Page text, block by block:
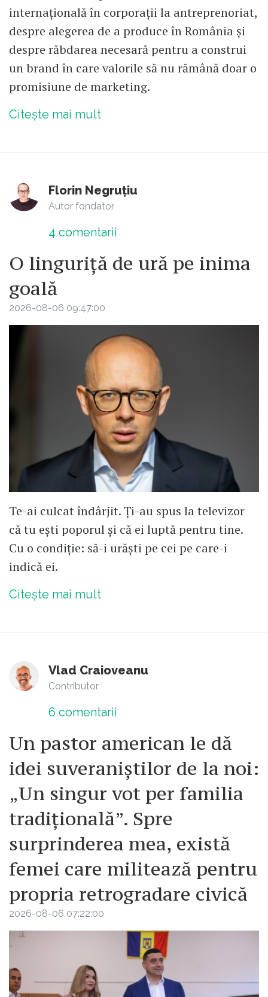
internațională în corporații la antreprenoriat,
despre alegerea de a produce în România și
despre răbdarea necesară pentru a construi
un brand în care valorile să nu rămână doar o
promisiune de marketing.
Citește mai mult
Florin Negruțiu
Autor fondator
4 comentarii
O linguriță de ură pe inima
goală
2026-08-06 09:47:00
Te-ai culcat îndârjit. Ți-au spus la televizor
că tu ești poporul și că ei luptă pentru tine.
Cu o condiție: să-i urăști pe cei pe care-i
indică ei.
Citește mai mult
Vlad Craioveanu
Contributor
6 comentarii
Un pastor american le dă
idei suveraniștilor de la noi:
„Un singur vot per familia
tradițională”. Spre
surprinderea mea, există
femei care militează pentru
propria retrogradare civică
2026-08-06 07:22:00